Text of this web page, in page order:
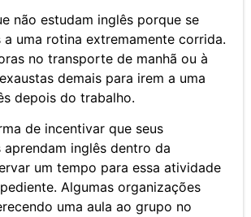
não estudam inglês porque se
a uma rotina extremamente corrida.
no transporte de manhã ou à
demais para irem a uma
depois do trabalho.
de incentivar que seus
inglês dentro da
um tempo para essa atividade
Algumas organizações
uma aula ao grupo no